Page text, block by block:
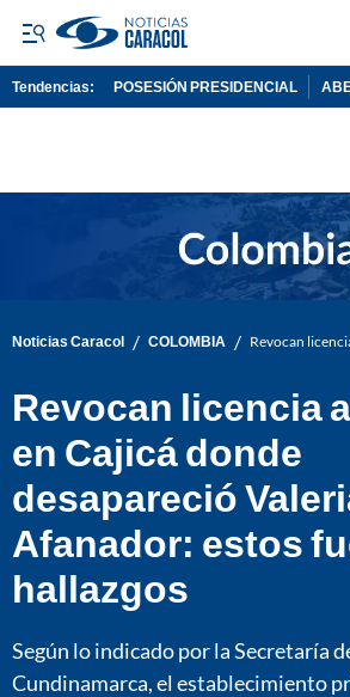
Tendencias: POSESIÓN PRESIDENCIAL
Noticias Caracol / COLOMBIA / Revocan
Revocan licencia
en Cajicá donde
desapareció
Afanador: estos
hallazgos
Según lo indicado por la Secretaría
Cundinamarca, el establecimiento